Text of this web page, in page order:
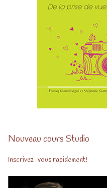
Nouveau cours Studio
Inscrivez-vous rapidement!